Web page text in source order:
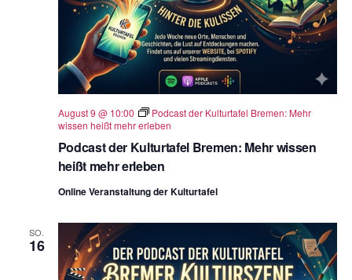
Podcast der Kulturtafel Bremen: Mehr wissen
heißt mehr erleben
August 9 @ 10:00
Podcast der Kulturtafel Bremen: Mehr
wissen heißt mehr erleben
Online Veranstaltung der Kulturtafel
SO.
16